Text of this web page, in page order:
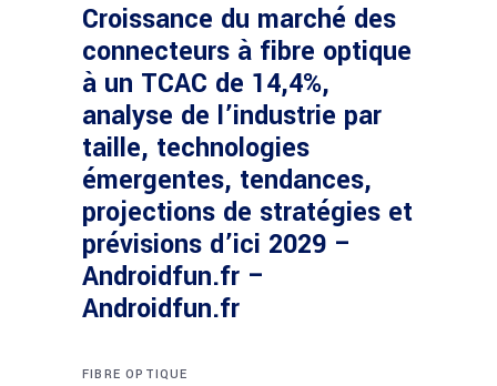
Croissance du marché des
connecteurs à fibre optique
à un TCAC de 14,4%,
analyse de l’industrie par
taille, technologies
émergentes, tendances,
projections de stratégies et
prévisions d’ici 2029 –
Androidfun.fr –
Androidfun.fr
FIBRE OPTIQUE